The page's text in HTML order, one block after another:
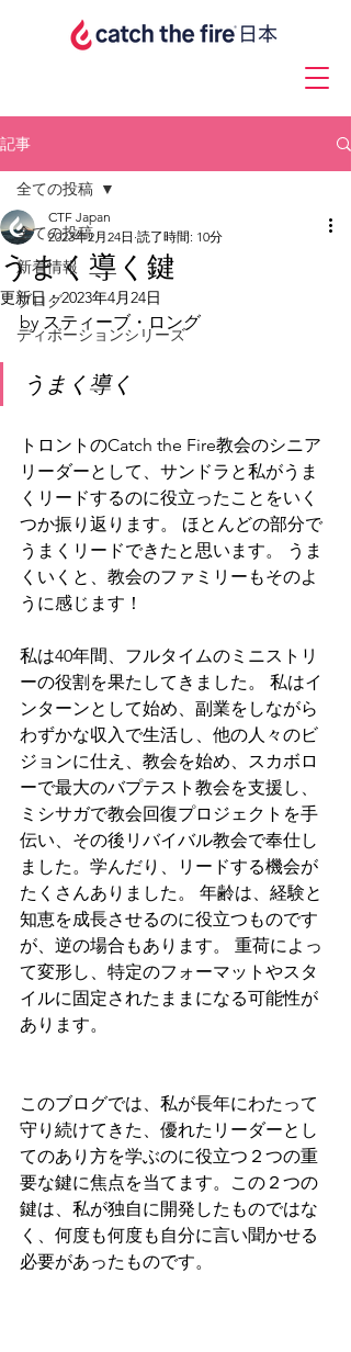
記事
全ての投稿
新着情報
ブログ
ディボーションシリーズ
全ての投稿
うまく導く鍵
CTF Japan
2023年2月24日 読了時間: 10分
更新日：2023年4月24日
by スティーブ・ロング
うまく導く
トロントのCatch the Fire教会のシニア
リーダーとして、サンドラと私がうま
くリードするのに役立ったことをいく
つか振り返ります。 ほとんどの部分で
うまくリードできたと思います。 うま
くいくと、教会のファミリーもそのよ
うに感じます！
私は40年間、フルタイムのミニストリ
ーの役割を果たしてきました。 私はイ
ンターンとして始め、副業をしながら
わずかな収入で生活し、他の人々のビ
ジョンに仕え、教会を始め、スカボロ
ーで最大のバプテスト教会を支援し、
ミシサガで教会回復プロジェクトを手
伝い、その後リバイバル教会で奉仕し
ました。学んだり、リードする機会が
たくさんありました。 年齢は、経験と
知恵を成長させるのに役立つものです
が、逆の場合もあります。 重荷によっ
て変形し、特定のフォーマットやスタ
イルに固定されたままになる可能性が
あります。
このブログでは、私が長年にわたって
守り続けてきた、優れたリーダーとし
てのあり方を学ぶのに役立つ２つの重
要な鍵に焦点を当てます。この２つの
鍵は、私が独自に開発したものではな
く、何度も何度も自分に言い聞かせる
必要があったものです。